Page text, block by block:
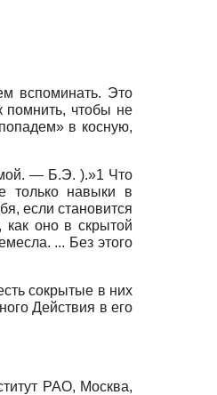
вспоминать. Это
помнить, чтобы не
в косную,
мой. — Б.Э. ).»1 Что
только навыки в
если становится
оно в скрытой
... Без этого
сокрытые в них
Действия в его
РАО, Москва,